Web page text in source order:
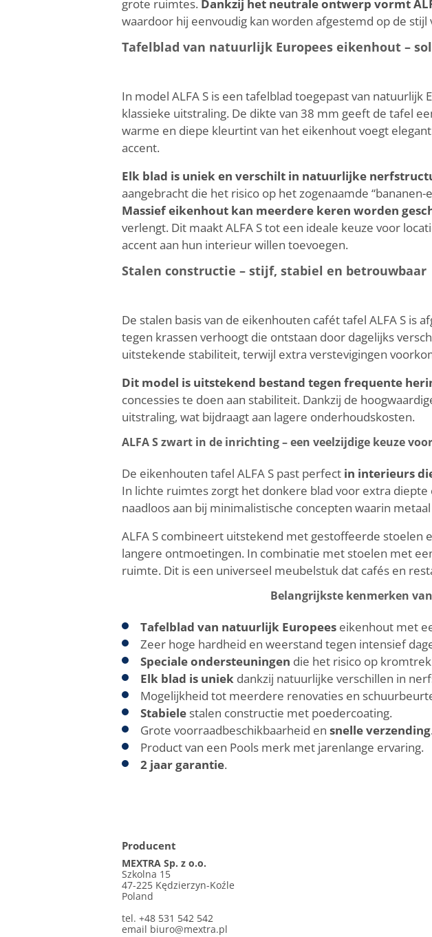
grote ruimtes. Dankzij het neutrale ontwerp vormt
waardoor hij eenvoudig kan worden afgestemd op de
Tafelblad van natuurlijk Europees eikenhout –
In model ALFA S is een tafelblad toegepast van
klassieke uitstraling. De dikte van 38 mm geeft de tafel
warme en diepe kleurtint van het eikenhout voegt
accent.
Elk blad is uniek en verschilt in natuurlijke
aangebracht die het risico op het zogenaamde
Massief eikenhout kan meerdere keren worden
verlengt. Dit maakt ALFA S tot een ideale keuze voor
accent aan hun interieur willen toevoegen.
Stalen constructie – stijf, stabiel en betrouwbaar
De stalen basis van de eikenhouten cafét tafel ALFA S is
tegen krassen verhoogt die ontstaan door dagelijks
uitstekende stabiliteit, terwijl extra verstevigingen
Dit model is uitstekend bestand tegen frequente
concessies te doen aan stabiliteit. Dankzij de
uitstraling, wat bijdraagt aan lagere onderhoudskosten.
ALFA S zwart in de inrichting – een veelzijdige keuze
De eikenhouten tafel ALFA S past perfect in interieurs
In lichte ruimtes zorgt het donkere blad voor extra
naadloos aan bij minimalistische concepten waarin
ALFA S combineert uitstekend met gestoffeerde
langere ontmoetingen. In combinatie met stoelen met
ruimte. Dit is een universeel meubelstuk dat cafés en
Belangrijkste kenmerken
Tafelblad van natuurlijk Europees eikenhout met
Zeer hoge hardheid en weerstand tegen intensief
Speciale ondersteuningen die het risico op
Elk blad is uniek dankzij natuurlijke verschillen in
Mogelijkheid tot meerdere renovaties en
Stabiele stalen constructie met poedercoating.
Grote voorraadbeschikbaarheid en snelle verzending.
Product van een Pools merk met jarenlange ervaring.
2 jaar garantie.
Producent
MEXTRA Sp. z o.o.
Szkolna 15
47-225 Kędzierzyn-Koźle
Poland
tel. +48 531 542 542
email biuro@mextra.pl